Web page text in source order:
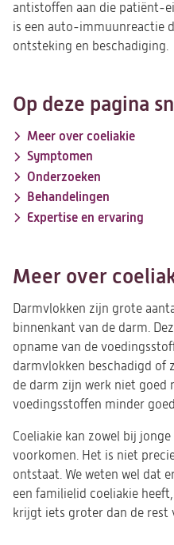
antistoffen aan die patiënt-
is een auto-immuunreactie
ontsteking en beschadiging.
Op deze pagina
Meer over coeliakie
Symptomen
Onderzoeken
Behandelingen
Expertise en ervaring
Meer over
Darmvlokken zijn grote
binnenkant van de darm.
opname van de
darmvlokken beschadigd of
de darm zijn werk niet goed
voedingsstoffen minder
Coeliakie kan zowel bij
voorkomen. Het is niet
ontstaat. We weten wel dat
een familielid coeliakie
krijgt iets groter dan de rest